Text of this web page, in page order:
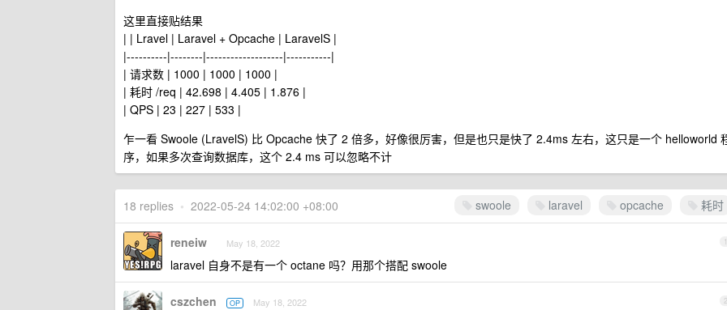
这里直接贴结果
| | Lravel | Laravel + Opcache | LaravelS |
|----------|--------|-------------------|-----------|
| 请求数 | 1000 | 1000 | 1000 |
| 耗时 /req | 42.698 | 4.405 | 1.876 |
| QPS | 23 | 227 | 533 |
乍一看 Swoole (LravelS) 比 Opcache 快了 2 倍多，好像很厉害，但是也只是快了 2.4ms 左右，这只是一个 helloworld
序，如果多次查询数据库，这个 2.4 ms 可以忽略不计
swoole laravel opcache 耗时
18 replies • 2022-05-24 14:02:00 +08:00
1
reneiw May 18, 2022
laravel 自身不是有一个 octane 吗？用那个搭配 swoole
2
cszchen OP May 18, 2022